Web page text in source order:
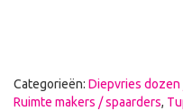
Categorieën: Diepvries
Ruimte makers / spaarders,